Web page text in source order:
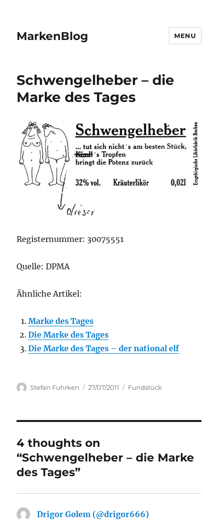
MarkenBlog MENU
Schwengelheber – die
Marke des Tages
Registernummer: 30075551
Quelle: DPMA
Ähnliche Artikel:
Marke des Tages
Die Marke des Tages
Die Marke des Tages – der national elf
Author
Stefan Fuhrken
Posted
27/07/2011 Categories
Fundstück
4 thoughts on
“Schwengelheber – die Marke
des Tages”
Drigor Golem (@drigor666)